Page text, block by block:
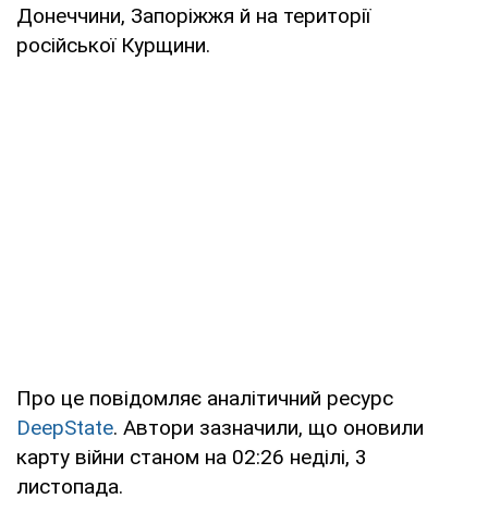
Донеччини, Запоріжжя й на території
російської Курщини.
Про це повідомляє аналітичний ресурс
DeepState. Автори зазначили, що оновили
карту війни станом на 02:26 неділі, 3
листопада.